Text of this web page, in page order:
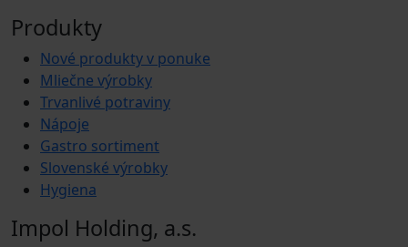
Produkty
Nové produkty v ponuke
Mliečne výrobky
Trvanlivé potraviny
Nápoje
Gastro sortiment
Slovenské výrobky
Hygiena
Impol Holding, a.s.